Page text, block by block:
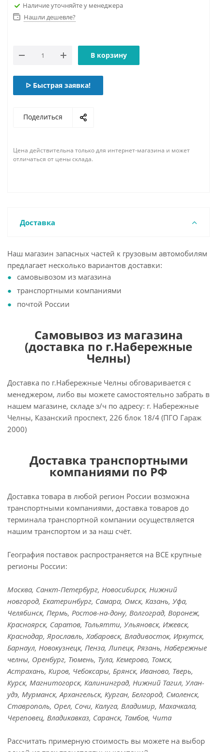
Наличие уточняйте у менеджера
Нашли дешевле?
В корзину
ᐅ Быстрая заявка!
Поделиться
Цена действительна только для интернет-магазина и может
отличаться от цены склада.
Доставка
Наш магазин запасных частей к грузовым автомобилям
предлагает несколько вариантов доставки:
самовывозом из магазина
транспортными компаниями
почтой России
Самовывоз из магазина
(доставка по г.Набережные
Челны)
Доставка по г.Набережные Челны обговаривается с
менеджером, либо вы можете самостоятельно забрать в
нашем магазине, складе з/ч по адресу: г. Набережные
Челны, Казанский проспект, 226 блок 18/4 (ПГО Гараж
2000)
Доставка транспортными
компаниями по РФ
Доставка товара в любой регион России возможна
транспортными компаниями, доставка товаров до
терминала транспортной компании осуществляется
нашим транспортом и за наш счёт.
География поставок распространяется на ВСЕ крупные
регионы России:
Москва, Санкт-Петербург, Новосибирск, Нижний
новгород, Екатеринбург, Самара, Омск, Казань, Уфа,
Челябинск, Пермь, Ростов-на-дону, Волгоград, Воронеж,
Красноярск, Саратов, Тольятти, Ульяновск, Ижевск,
Краснодар, Ярославль, Хабаровск, Владивосток, Иркутск,
Барнаул, Новокузнецк, Пенза, Липецк, Рязань, Набережные
челны, Оренбург, Тюмень, Тула, Кемерово, Томск,
Астрахань, Киров, Чебоксары, Брянск, Иваново, Тверь,
Курск, Магнитогорск, Калининград, Нижний Тагил, Улан-
удэ, Мурманск, Архангельск, Курган, Белгород, Смоленск,
Ставрополь, Орел, Сочи, Калуга, Владимир, Махачкала,
Череповец, Владикавказ, Саранск, Тамбов, Чита
Рассчитать примерную стоимость вы можете на выбор